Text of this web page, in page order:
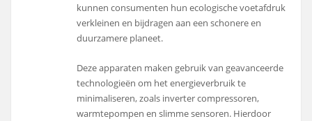
kunnen consumenten hun ecologische voetafdruk
verkleinen en bijdragen aan een schonere en
duurzamere planeet.
Deze apparaten maken gebruik van geavanceerde
technologieën om het energieverbruik te
minimaliseren, zoals inverter compressoren,
warmtepompen en slimme sensoren. Hierdoor